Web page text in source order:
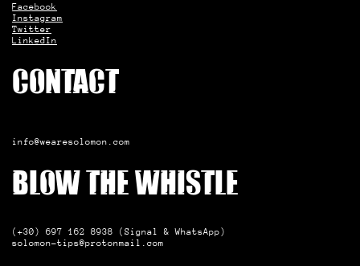
Facebook
Instagram
Twitter
LinkedIn
Contact
info@wearesolomon.com
Blow the whistle
(+30) 697 162 8938 (Signal & WhatsApp)
solomon-tips@protonmail.com